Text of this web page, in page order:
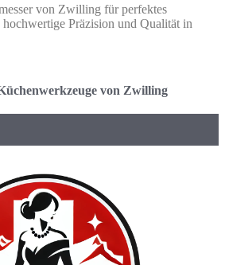
von Zwilling für perfektes
hochwertige Präzision und Qualität in
von Zwilling